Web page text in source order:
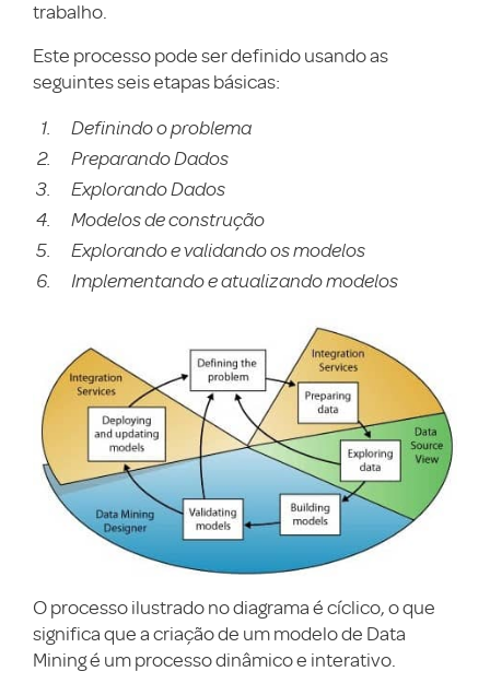
trabalho.
Este processo pode ser definido usando as
seguintes seis etapas básicas:
Definindo o problema
Preparando Dados
Explorando Dados
Modelos de construção
Explorando e validando os modelos
Implementando e atualizando modelos
O processo ilustrado no diagrama é cíclico, o que
significa que a criação de um modelo de Data
Mining é um processo dinâmico e interativo.